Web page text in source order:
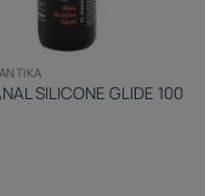
SILICONE GLIDE 100